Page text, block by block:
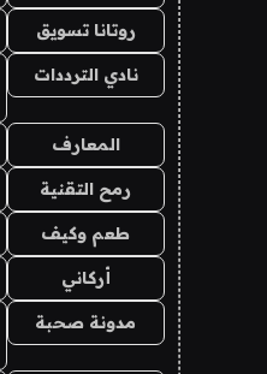
روتانا تسويق
نادي الترددات
المعارف
رمح التقنية
طعم وكيف
أركاني
مدونة صحبة